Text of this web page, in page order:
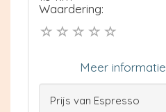
Waardering:
Meer informatie
Prijs van Espresso